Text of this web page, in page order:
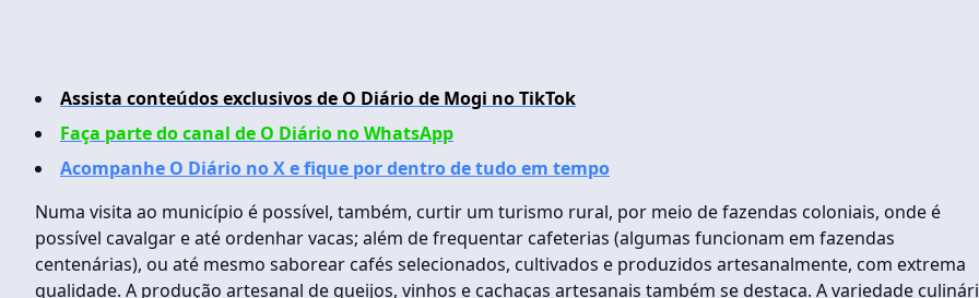
Assista conteúdos exclusivos de O Diário de Mogi no TikTok
Faça parte do canal de O Diário no WhatsApp
Acompanhe O Diário no X e fique por dentro de tudo em tempo
Numa visita ao município é possível, também, curtir um turismo rural, por meio de fazendas coloniais, onde é
possível cavalgar e até ordenhar vacas; além de frequentar cafeterias (algumas funcionam em fazendas
centenárias), ou até mesmo saborear cafés selecionados, cultivados e produzidos artesanalmente, com extrema
qualidade. A produção artesanal de queijos, vinhos e cachaças artesanais também se destaca. A variedade